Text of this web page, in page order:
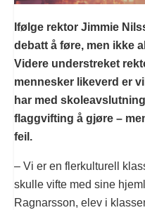
Ifølge rektor Jimmie
debatt å føre, men ikke
Videre understreket
mennesker likeverd er
har med
flaggvifting å gjøre –
feil.
– Vi er en flerkulturell
skulle vifte med sine
Ragnarsson, elev i